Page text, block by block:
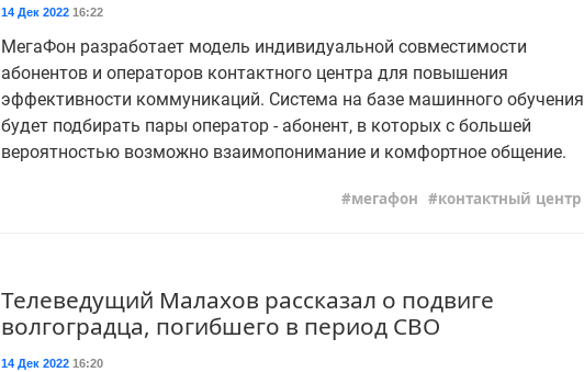
14 Дек 2022 16:22
МегаФон разработает модель индивидуальной совместимости
абонентов и операторов контактного центра для повышения
эффективности коммуникаций. Система на базе машинного обучения
будет подбирать пары оператор - абонент, в которых с большей
вероятностью возможно взаимопонимание и комфортное общение.
мегафон контактный центр
Телеведущий Малахов рассказал о подвиге
волгоградца, погибшего в период СВО
14 Дек 2022 16:20